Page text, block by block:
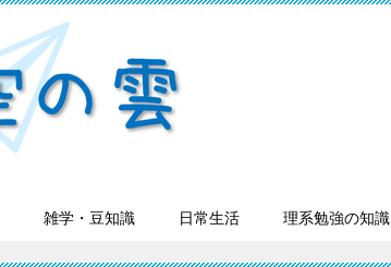
雑学・豆知識 日常生活 理系勉強の知識